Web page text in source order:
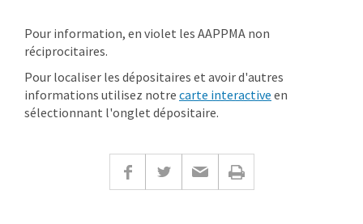
Pour information, en violet les AAPPMA non
réciprocitaires.
Pour localiser les dépositaires et avoir d'autres
informations utilisez notre carte interactive en
sélectionnant l'onglet dépositaire.